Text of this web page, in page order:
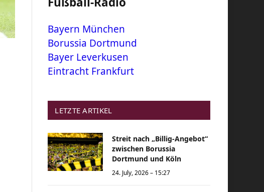
Bayern München
Borussia Dortmund
Bayer Leverkusen
Eintracht Frankfurt
LETZTE ARTIKEL
Streit nach „Billig-Angebot“
zwischen Borussia
Dortmund und Köln
24. July, 2026 – 15:27